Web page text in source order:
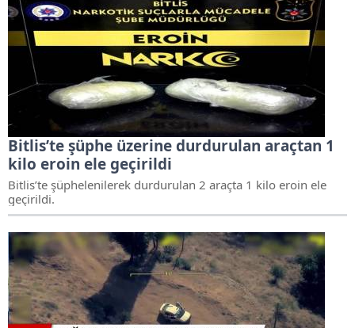
Bitlis’te şüphe üzerine durdurulan araçtan 1
kilo eroin ele geçirildi
Bitlis’te şüphelenilerek durdurulan 2 araçta 1 kilo eroin ele
geçirildi.